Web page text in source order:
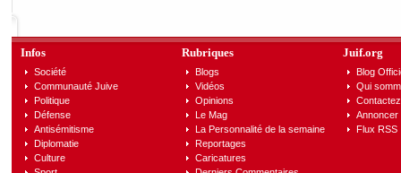
Infos
Société
Communauté Juive
Politique
Défense
Antisémitisme
Diplomatie
Culture
Rubriques
Blogs
Vidéos
Opinions
Le Mag
La Personnalité de la semaine
Reportages
Caricatures
Juif.org
Blog
Qui
Annoncer
Flux RSS